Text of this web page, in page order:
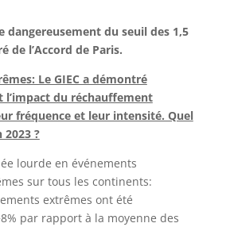
dangereusement du seuil des 1,5
de l’Accord de Paris.
Le GIEC a démontré
du réchauffement
fréquence et leur intensité. Quel
?
lourde en événements
sur tous les continents:
extrêmes ont été
par rapport à la moyenne des